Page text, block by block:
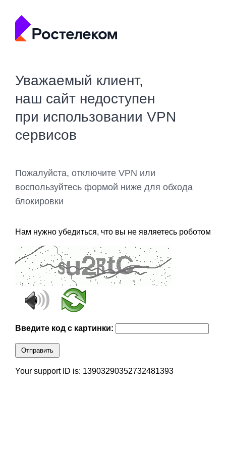
Уважаемый клиент,
наш сайт недоступен
при использовании VPN
сервисов
Пожалуйста, отключите VPN или
воспользуйтесь формой ниже для обхода
блокировки
Нам нужно убедиться, что вы не являетесь роботом
Введите код с картинки:
Отправить
Your support ID is: 13903290352732481393